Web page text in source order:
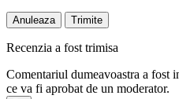
Anuleaza Trimite
Recenzia a fost trimisa
Comentariul dumeavoastra a fost
ce va fi aprobat de un moderator.